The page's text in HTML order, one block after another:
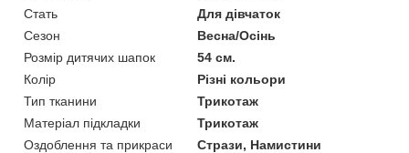
Стать
Для дівчаток
Сезон
Весна/Осінь
Розмір дитячих шапок
54 см.
Колір
Різні кольори
Тип тканини
Трикотаж
Матеріал підкладки
Трикотаж
Оздоблення та прикраси
Стрази, Намистини